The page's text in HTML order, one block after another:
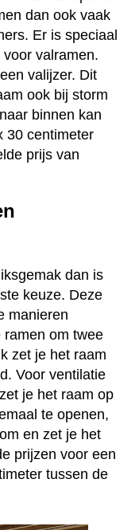
dan ook vaak
Er is speciaal
valramen.
valijzer. Dit
ook bij storm
binnen kan
30 centimeter
prijs van
dan is
keuze. Deze
manieren
om twee
zet je het raam
Voor ventilatie
je het raam op
te openen,
en zet je het
prijzen voor een
tussen de